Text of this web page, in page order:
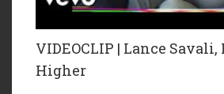
VIDEOCLIP | Lance Savali,
Higher